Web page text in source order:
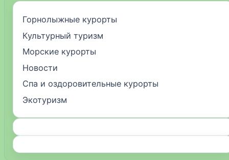
Горнолыжные курорты
Культурный туризм
Морские курорты
Новости
Спа и оздоровительные курорты
Экотуризм